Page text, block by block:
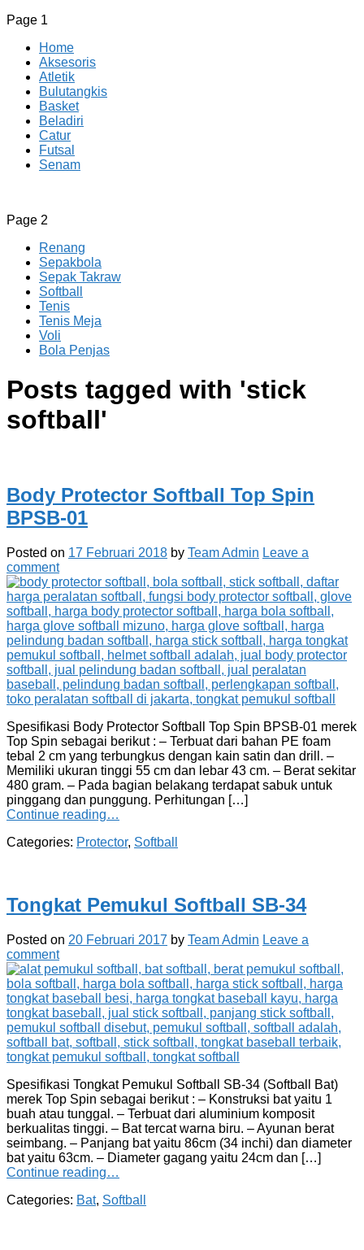
Page 1
Home
Aksesoris
Atletik
Bulutangkis
Basket
Beladiri
Catur
Futsal
Senam
CV JAYA BERSAMA Co Id
Menyediakan Semua Perlengkapan Olahraga Yang
Page 2
Renang
Sepakbola
Sepak Takraw
Softball
Tenis
Tenis Meja
Voli
Bola Penjas
Posts tagged with 'stick
softball'
Body Protector Softball Top Spin
BPSB-01
Posted on 17 Februari 2018 by Team Admin Leave a
comment
Spesifikasi Body Protector Softball Top Spin BPSB-01 merek
Top Spin sebagai berikut : – Terbuat dari bahan PE foam
tebal 2 cm yang terbungkus dengan kain satin dan drill. –
Memiliki ukuran tinggi 55 cm dan lebar 43 cm. – Berat sekitar
480 gram. – Pada bagian belakang terdapat sabuk untuk
pinggang dan punggung. Perhitungan […]
Continue reading…
Categories: Protector, Softball
Tongkat Pemukul Softball SB-34
Posted on 20 Februari 2017 by Team Admin Leave a
comment
Spesifikasi Tongkat Pemukul Softball SB-34 (Softball Bat)
merek Top Spin sebagai berikut : – Konstruksi bat yaitu 1
buah atau tunggal. – Terbuat dari aluminium komposit
berkualitas tinggi. – Bat tercat warna biru. – Ayunan berat
seimbang. – Panjang bat yaitu 86cm (34 inchi) dan diameter
bat yaitu 63cm. – Diameter gagang yaitu 24cm dan […]
Continue reading…
Categories: Bat, Softball